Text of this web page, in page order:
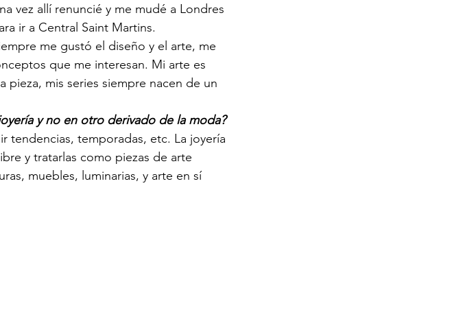
vez allí renuncié y me mudé a Londres
ir a Central Saint Martins.
me gustó el diseño y el arte, me
que me interesan. Mi arte es
pieza, mis series siempre nacen de un
y no en otro derivado de la moda?
tendencias, temporadas, etc. La joyería
y tratarlas como piezas de arte
muebles, luminarias, y arte en sí